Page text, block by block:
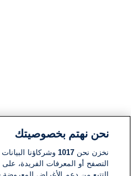
نحن نهتم بخصوصيتك
نخزن نحن1017 وشركاؤنا
التصفح أو المعرفات الفريدة،